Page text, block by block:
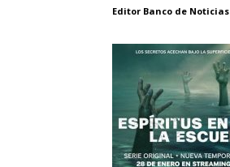
Editor Banco de Noticias